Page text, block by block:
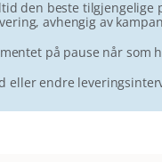
den beste tilgjengelige
avhengig av
på pause når som
eller endre